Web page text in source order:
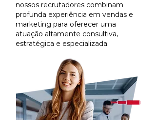
nossos recrutadores combinam
profunda experiência em vendas e
marketing para oferecer uma
atuação altamente consultiva,
estratégica e especializada.